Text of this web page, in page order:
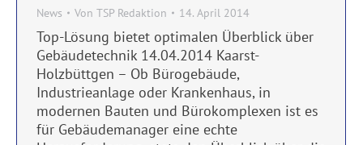
News Von TSP Redaktion 14. April 2014
Top-Lösung bietet optimalen Überblick über
Gebäudetechnik 14.04.2014 Kaarst-
Holzbüttgen – Ob Bürogebäude,
Industrieanlage oder Krankenhaus, in
modernen Bauten und Bürokomplexen ist es
für Gebäudemanager eine echte